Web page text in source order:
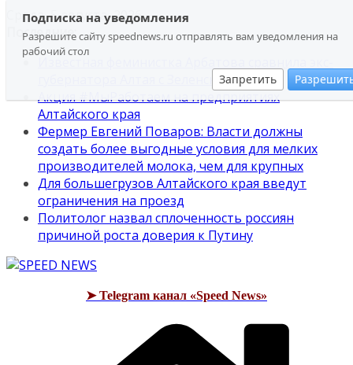
Подписка на уведомления
Разрешите сайту speednews.ru отправлять вам уведомления на
рабочий стол
Запретить
Перейти
содержимому
Среда, 5 августа, 2026
Последние:
губернатора Алтая с Зеленским
Акция #МыРаботаем на предприятиях
Алтайского края
Фермер Евгений Поваров: Власти должны
создать более выгодные условия для мелких
производителей молока, чем для крупных
Для большегрузов Алтайского края введут
ограничения на проезд
Политолог назвал сплоченность россиян
причиной роста доверия к Путину
➤ Telegram канал «Speed News»